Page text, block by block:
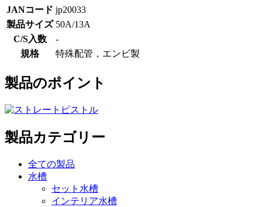
JANコード jp20033
製品サイズ 50A/13A
C/S入数
-
規格
特殊配管，エンビ製
製品のポイント
製品カテゴリー
全ての製品
水槽
セット水槽
インテリア水槽